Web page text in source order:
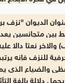
الديوان "نزف
متجانسين يعد
نعتا دالا
للنزف فإنه
والضياع الذي
دلالة بالغة